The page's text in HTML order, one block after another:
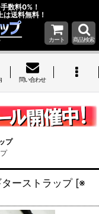
数料0%！
送料無料！
カート 商品検索
問い合わせ
プ
ーストラップ [※